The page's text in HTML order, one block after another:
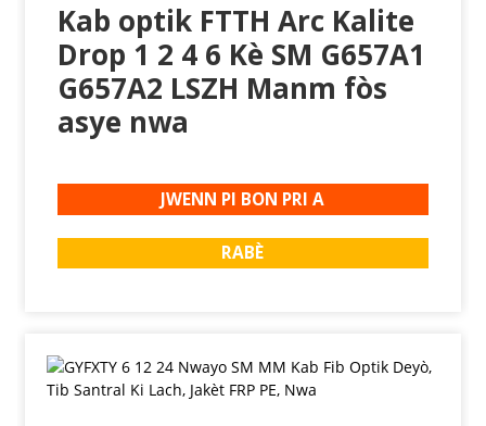
Kab optik FTTH Arc Kalite
Drop 1 2 4 6 Kè SM G657A1
G657A2 LSZH Manm fòs
asye nwa
JWENN PI BON PRI A
RABÈ